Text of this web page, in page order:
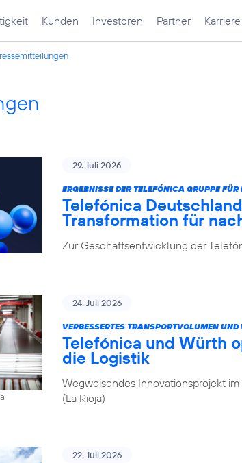
Kunden Investoren Partner Karriere
29. Juli 2026
ERGEBNISSE DER TELEFÓNICA GRUPPE
Telefónica
Transformation für
Zur Geschäftsentwicklung der
24. Juli 2026
VERBESSERTES TRANSPORTVOLUMEN
Telefónica und Würth
die Logistik
Wegweisendes Innovationsprojekt
(La Rioja)
22. Juli 2026